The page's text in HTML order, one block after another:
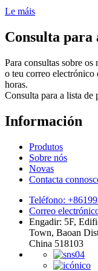
Le máis
Consulta para
Para consultas sobre
o teu correo electrónico
horas.
Consulta para a lista de
Información
Produtos
Sobre nós
Novas
Contacta
Teléfono:
Correo
Engadir: 5F,
Town, Baoan
China 518103